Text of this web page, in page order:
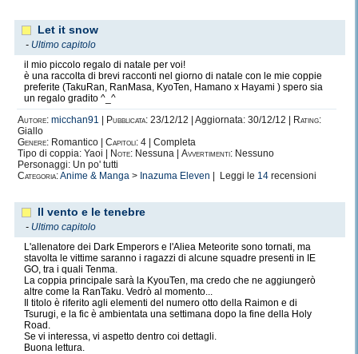
Let it snow
- Ultimo capitolo
il mio piccolo regalo di natale per voi!
è una raccolta di brevi racconti nel giorno di natale con le mie coppie
preferite (TakuRan, RanMasa, KyoTen, Hamano x Hayami ) spero sia
un regalo gradito ^_^
Autore: micchan91 Pubblicata: 23/12/12 | Aggiornata: 30/12/12 |
Rating:
Giallo
Genere: Romantico | Capitoli: 4 | Completa
Tipo di coppia: Yaoi |
Note: Nessuna | Avvertimenti: Nessuno
Personaggi: Un po' tutti
Categoria:Anime & Manga > Inazuma Eleven | Leggi le 14 recensioni
Il vento e le tenebre
- Ultimo capitolo
L'allenatore dei Dark Emperors e l'Aliea Meteorite sono tornati, ma
stavolta le vittime saranno i ragazzi di alcune squadre presenti in IE
GO, tra i quali Tenma.
La coppia principale sarà la KyouTen, ma credo che ne aggiungerò
altre come la RanTaku. Vedrò al momento...
Il titolo è riferito agli elementi del numero otto della Raimon e di
Tsurugi, e la fic è ambientata una settimana dopo la fine della Holy
Road.
Se vi interessa, vi aspetto dentro coi dettagli.
Buona lettura.